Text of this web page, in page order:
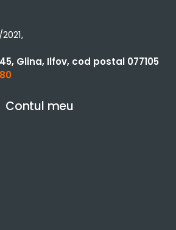
Glina, Ilfov, cod postal 077105
Contul meu